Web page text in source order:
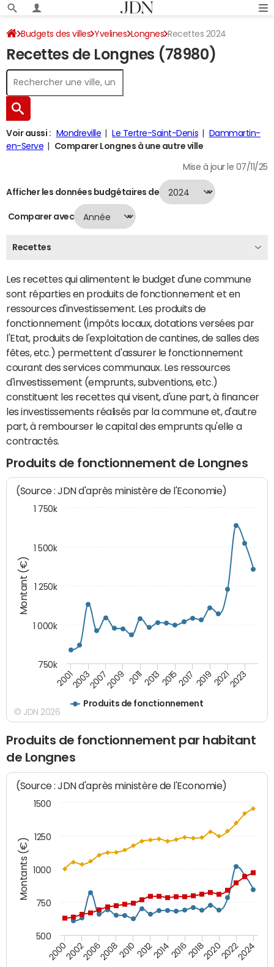
Budgets des villes Yvelines Longnes Recettes 2024
Recettes de Longnes (78980)
Voir aussi : Mondreville Le Tertre-Saint-Denis
Dammartin-
en-Serve
Comparer Longnes à une autre ville
Mise à jour le 07/11/25
Afficher les données budgétaires de
Comparer avec
Recettes
Les recettes qui alimentent le budget d'une commune
sont réparties en produits de fonctionnement et en
ressources d'investissement. Les produits de
fonctionnement (impôts locaux, dotations versées par
l'Etat, produits de l'exploitation de cantines, de salles des
fêtes, etc.) permettent d'assurer le fonctionnement
courant des services communaux. Les ressources
d'investissement (emprunts, subventions, etc.)
constituent les recettes qui visent, d'une part, à financer
les investissements réalisés par la commune et, d'autre
part, à rembourser le capital des emprunts qu'elle a
contractés.
Produits de fonctionnement de Longnes
Montant (€)
(Source : JDN d'après ministère de l'Economie)
Produits de fonctionnement
2001200320072009 2011201320152017201920212023
750k
1 000k
1 250k
1 500k
1 750k
© JDN 2026
Produits de fonctionnement par habitant
de Longnes
Montants (€)
(Source : JDN d'après ministère de l'Economie)
200020022006200820102012201420162018202020222024
500
750
1000
1250
1500